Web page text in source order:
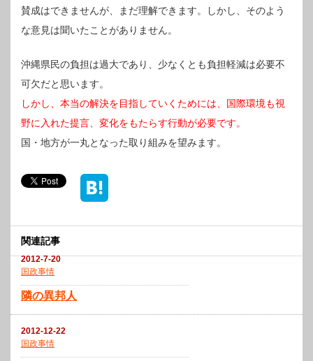
賛成はできませんが、まだ理解できます。しかし、そのよう
な意見は聞いたことがありません。
沖縄県民の負担は過大であり、少なくとも負担軽減は必要不
可欠だと思います。
しかし、本当の解決を目指していくためには、国際環境も視
野に入れた提言、変化をもたらす行動が必要です。
国・地方が一丸となった取り組みを望みます。
関連記事
2012-7-20
国政事情
隣の異邦人
2012-12-22
国政事情